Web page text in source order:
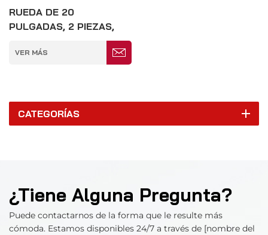
RUEDA DE 20
PULGADAS, 2 PIEZAS,
BRILLANTE, 5 X 120 MM
VER MÁS
CATEGORÍAS
¿Tiene Alguna Pregunta?
Puede contactarnos de la forma que le resulte más
cómoda. Estamos disponibles 24/7 a través de [nombre del